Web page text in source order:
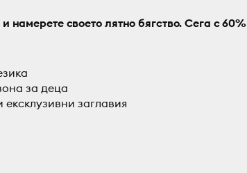
намерете своето лятно бягство. Сега с 60%
за деца
заглавия